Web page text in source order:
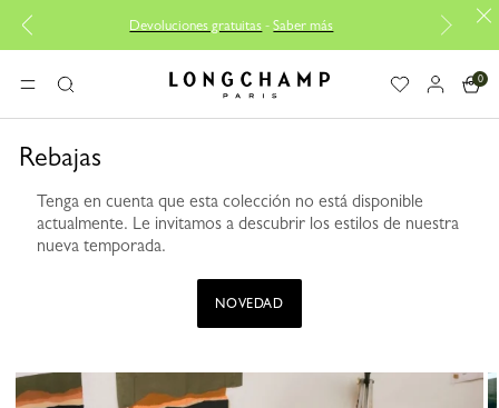
Devoluciones gratuitas-Saber más
MENÚBuscar Longchamp - Home
0
Rebajas
Tenga en cuenta que esta colección no está disponible
actualmente. Le invitamos a descubrir los estilos de nuestra
nueva temporada.
NOVEDAD